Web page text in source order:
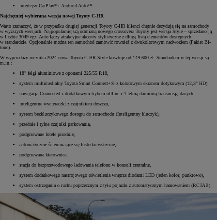
interfejsy CarPlay* i Android Auto™.
Najchętniej wybierana wersja nowej Toyoty C-HR
Warto zaznaczyć, że w przypadku drugiej generacji Toyoty C-HR klienci chętnie decydują się na samochody
w wyższych wersjach. Najpopularniejszą odmianą nowego crossovera Toyoty jest wersja Style – sprzedano ją
w liczbie 3049 egz. Auto łączy atrakcyjne akcenty stylistyczne z długą listą elementów dostępnych
w standardzie. Opcjonalnie można ten samochód zamówić również z dwukolorowym nadwoziem (Pakiet Bi-
tone).
W wyprzedaży rocznika 2024 nowa Toyota C-HR Style kosztuje od 149 600 zł. Standardem w tej wersji są
m.in.:
18" felgi aluminiowe z oponami 225/55 R18,
system multimedialny Toyota Smart Connect+® z kolorowym ekranem dotykowym (12,3" HD)
nawigacja Connected z dodatkowym trybem offline i 4-letnią darmową transmisją danych,
inteligentne wycieraczki z czujnikiem deszczu,
system bezkluczykowego dostępu do samochodu (Inteligentny kluczyk),
przednie i tylne czujniki parkowania,
podgrzewane fotele przednie,
automatycznie ściemniające się lusterko wsteczne,
podgrzewana kierownica,
stacja do bezprzewodowego ładowania telefonu w konsoli centralne,
system dodatkowego nastrojowego oświetlenia wnętrza diodami LED (jeden kolor, punktowo),
system ostrzegania o ruchu poprzecznym z tyłu pojazdu z automatycznym hamowaniem (RCTAB).